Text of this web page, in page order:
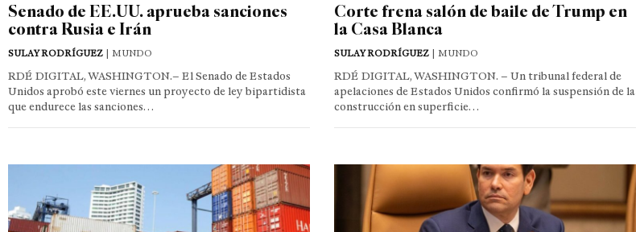
Senado de EE.UU. aprueba sanciones
contra Rusia e Irán
SULAY RODRÍGUEZ | MUNDO
RDÉ DIGITAL, WASHINGTON.– El Senado de Estados
Unidos aprobó este viernes un proyecto de ley bipartidista
que endurece las sanciones…
Corte frena salón de baile de Trump en
la Casa Blanca
SULAY RODRÍGUEZ| MUNDO
RDÉ DIGITAL, WASHINGTON. – Un tribunal federal de
apelaciones de Estados Unidos confirmó la suspensión de la
construcción en superficie…